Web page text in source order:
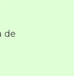
de